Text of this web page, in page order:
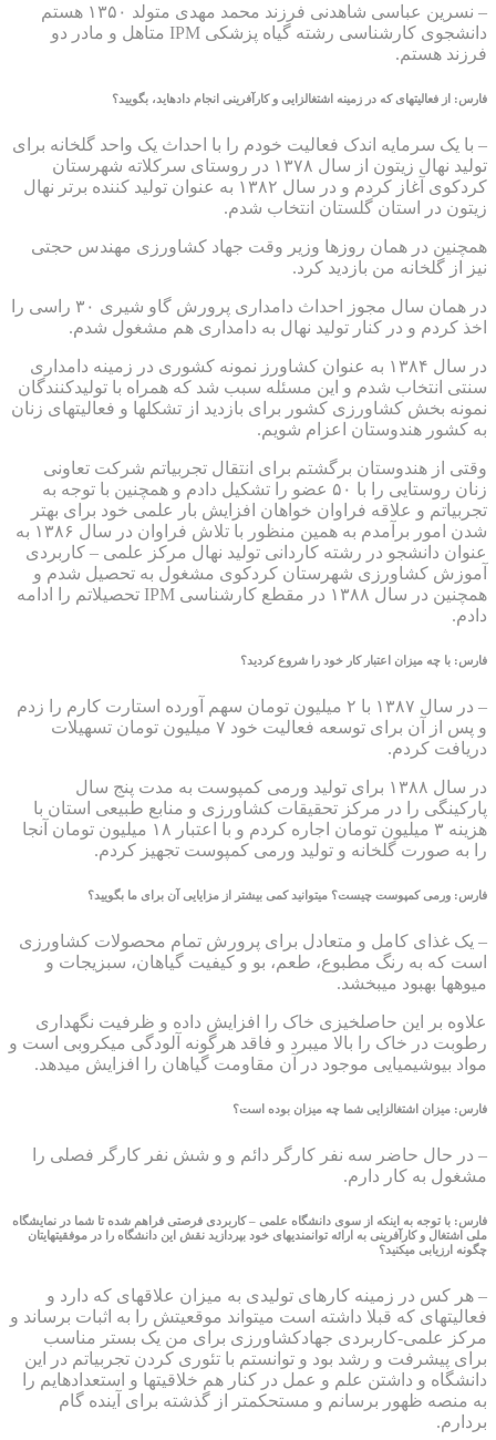
– نسرین عباسی شاهدنی فرزند محمد مهدی متولد ۱۳۵۰ هستم
دانشجوی کارشناسی رشته گیاه پزشکی IPM متاهل و مادر دو
فرزند هستم.
فارس: از فعالیت‎های که در زمینه اشتغالزایی و کارآفرینی انجام داده‎اید، بگویید؟
– با یک سرمایه اندک فعالیت خودم را با احداث یک واحد گلخانه برای
تولید نهال زیتون از سال ۱۳۷۸ در روستای سرکلاته شهرستان
کردکوی آغاز کردم و در سال ۱۳۸۲ به عنوان تولید کننده برتر نهال
زیتون در استان گلستان انتخاب شدم.
همچنین در همان روزها وزیر وقت جهاد کشاورزی مهندس حجتی
نیز از گلخانه من بازدید کرد.
در همان سال مجوز احداث دامداری پرورش گاو شیری ۳۰ راسی را
اخذ کردم و در کنار تولید نهال به دامداری هم مشغول شدم.
در سال ۱۳۸۴ به عنوان کشاورز نمونه کشوری در زمینه دامداری
سنتی انتخاب شدم و این مسئله سبب شد که همراه با تولیدکنندگان
نمونه بخش کشاورزی کشور برای بازدید از تشکل‎ها و فعالیت‎های زنان
به کشور هندوستان اعزام شویم.
وقتی از هندوستان برگشتم برای انتقال تجربیاتم شرکت تعاونی
زنان روستایی را با ۵۰ عضو را تشکیل دادم و همچنین با توجه به
تجربیاتم و علاقه فراوان خواهان افزایش بار علمی خود برای بهتر
شدن امور برآمدم به همین منظور با تلاش فراوان در سال ۱۳۸۶ به
عنوان دانشجو در رشته کاردانی تولید نهال مرکز علمی – کاربردی
آموزش کشاورزی شهرستان کردکوی مشغول به تحصیل شدم و
همچنین در سال ۱۳۸۸ در مقطع کارشناسی IPM تحصیلاتم را ادامه
دادم.
فارس: با چه میزان اعتبار کار خود را شروع کردید؟
– در سال ۱۳۸۷ با ۲ میلیون تومان سهم آورده استارت کارم را زدم
و پس از آن برای توسعه فعالیت خود ۷ میلیون تومان تسهیلات
دریافت کردم.
در سال ۱۳۸۸ برای تولید ورمی کمپوست به مدت پنج سال
پارکینگی را در مرکز تحقیقات کشاورزی و منابع طبیعی استان با
هزینه ۳ میلیون تومان اجاره کردم و با اعتبار ۱۸ میلیون تومان آنجا
را به صورت گلخانه و تولید ورمی کمپوست تجهیز کردم.
فارس: ورمی کمپوست چیست؟ می‎توانید کمی بیشتر از مزایایی آن برای ما بگویید؟
– یک غذای کامل و متعادل برای پرورش تمام محصولات کشاورزی
است که به رنگ مطبوع، طعم، بو و کیفیت گیاهان، سبزیجات و
میوه‎ها بهبود می‎بخشد.
علاوه بر این حاصلخیزی خاک را افزایش داده و ظرفیت نگهداری
رطوبت در خاک را بالا می‎برد و فاقد هرگونه آلودگی میکروبی است و
مواد بیوشیمیایی موجود در آن مقاومت گیاهان را افزایش می‎دهد.
فارس: میزان اشتغالزایی شما چه میزان بوده است؟
– در حال حاضر سه نفر کارگر دائم و و شش نفر کارگر فصلی را
مشغول به کار دارم.
فارس: با توجه به اینکه از سوی دانشگاه علمی – کاربردی فرصتی فراهم شده تا شما در نمایشگاه
ملی اشتغال و کارآفرینی به ارائه توانمندی‎های خود بپردازید نقش این دانشگاه را در موفقیت‎هایتان
چگونه ارزیابی می‎کنید؟
– هر کس در زمینه کارهای تولیدی به میزان علاقه‎ای که دارد و
فعالیت‎های که قبلا داشته است می‎تواند موقعیتش را به اثبات برساند و
مرکز علمی-کاربردی جهادکشاورزی برای من یک بستر مناسب
برای پیشرفت و رشد بود و توانستم با تئوری کردن تجربیاتم در این
دانشگاه و داشتن علم و عمل در کنار هم خلاقیت‎ها و استعدادهایم را
به منصه ظهور برسانم و مستحکم‎تر از گذشته برای آینده گام
بردارم.